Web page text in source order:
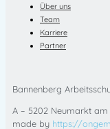
Über uns
Team
Karriere
Partner
Bannenberg
A – 5202 Neumarkt
made by https://